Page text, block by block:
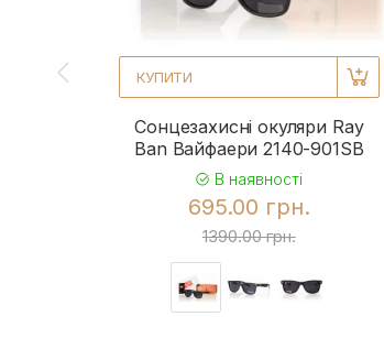
КУПИТИ
Сонцезахисні окуляри Ray
Ban Вайфаери 2140-901SB
В наявності
695.00 грн.
1390.00 грн.